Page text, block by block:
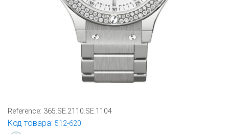
Reference: 365.SE.2110.SE.1104
Код товара: 512-620